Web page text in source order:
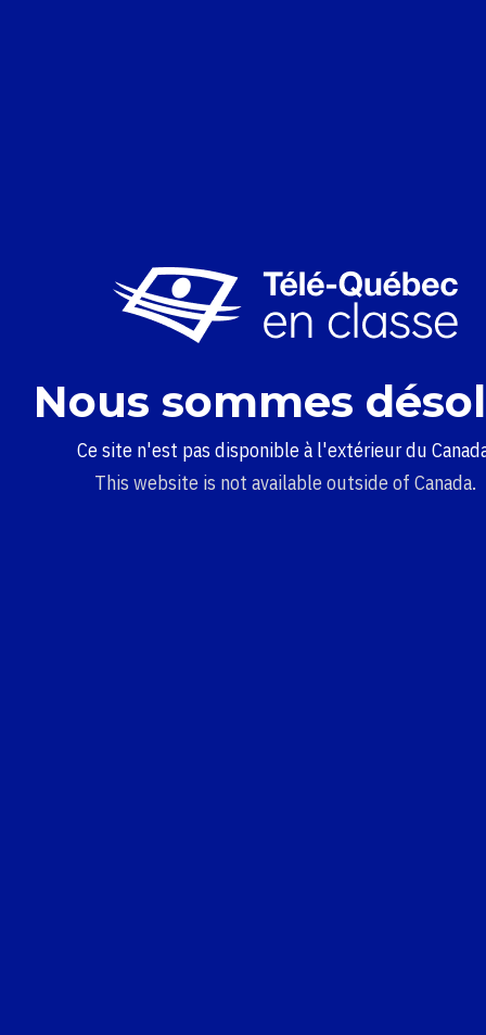
Nous sommes
Ce site n'est pas disponible à l'extérieur du
This website is not available outside of Canada.